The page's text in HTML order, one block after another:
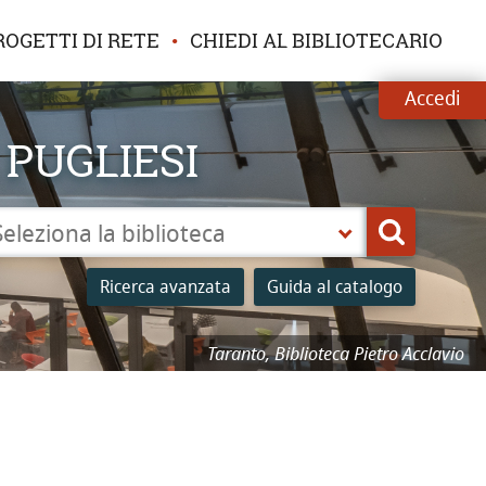
DI RETE CHIEDI AL BIBLIOTECARIO
Accedi
Taranto, Biblioteca Pietro Acclavio
Cerca
Ricerca avanzata Guida al catalogo